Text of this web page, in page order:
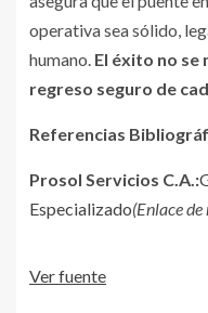
operativa sea sólido,
humano. El éxito no se
regreso seguro de
Referencias
Prosol Servicios C.A.:
Especializado(Enlace
Ver fuente